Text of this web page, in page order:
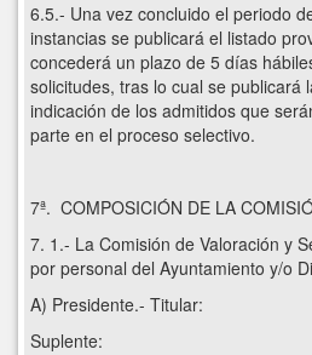
6.5.- Una vez concluido el periodo
instancias se publicará el listado
concederá un plazo de 5 días
solicitudes, tras lo cual se publicará
indicación de los admitidos que
parte en el proceso selectivo.
7ª. COMPOSICIÓN DE LA
7. 1.- La Comisión de Valoración y
por personal del Ayuntamiento y/o
A) Presidente.- Titular:
Suplente: